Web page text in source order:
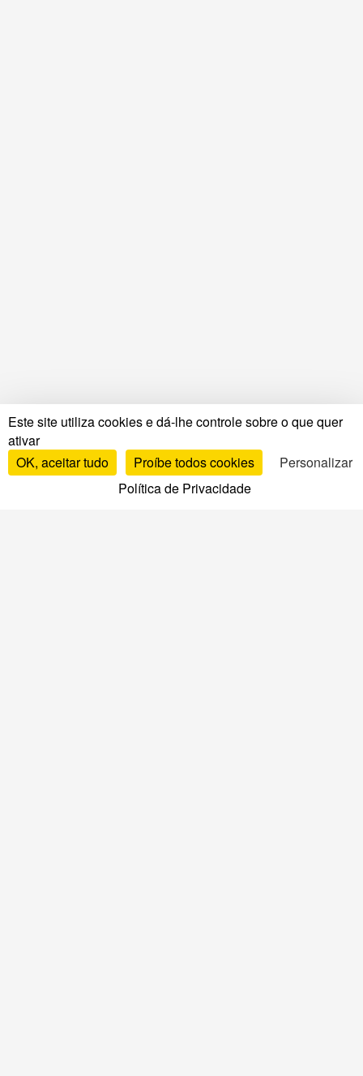
Este site utiliza cookies e dá-lhe controle sobre o que quer
ativar
OK, aceitar tudo
Proíbe todos cookies
Personalizar
Política de Privacidade